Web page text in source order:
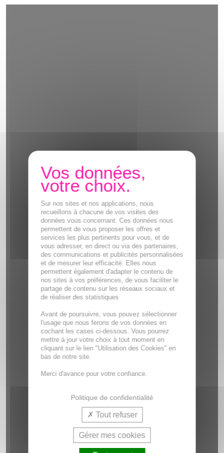
Sur nos sites et nos applications, nous
recueillons à chacune de vos visites des
données vous concernant. Ces données nous
permettent de vous proposer les offres et
services les plus pertinents pour vous, et de
vous adresser, en direct ou via des partenaires,
des communications et publicités personnalisées
et de mesurer leur efficacité. Elles nous
permettent également d'adapter le contenu de
nos sites à vos préférences, de vous faciliter le
partage de contenu sur les réseaux sociaux et
de réaliser des statistiques
Avant de poursuivre, vous pouvez sélectionner
l'usage que nous ferons de vos données en
cochant les cases ci-dessous. Vous pourrez
mettre à jour votre choix à tout moment en
cliquant sur le lien "Utilisation des Cookies" en
bas de notre site.
Merci d'avance pour votre confiance.
Politique de confidentialité
Tout refuser
Gérer mes cookies